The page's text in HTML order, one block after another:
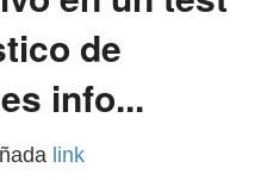
de
info...
link